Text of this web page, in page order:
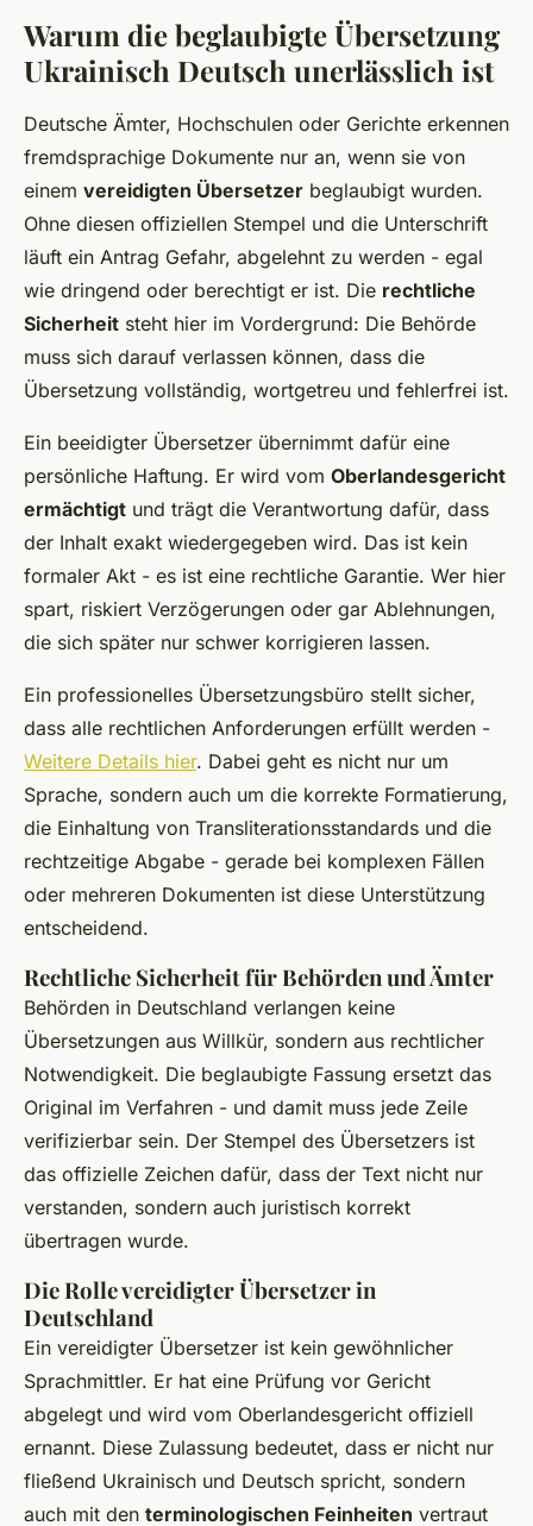
Warum die beglaubigte Übersetzung
Ukrainisch Deutsch unerlässlich ist
Deutsche Ämter, Hochschulen oder Gerichte erkennen
fremdsprachige Dokumente nur an, wenn sie von
einem vereidigten Übersetzer beglaubigt wurden.
Ohne diesen offiziellen Stempel und die Unterschrift
läuft ein Antrag Gefahr, abgelehnt zu werden - egal
wie dringend oder berechtigt er ist. Die rechtliche
Sicherheit steht hier im Vordergrund: Die Behörde
muss sich darauf verlassen können, dass die
Übersetzung vollständig, wortgetreu und fehlerfrei ist.
Ein beeidigter Übersetzer übernimmt dafür eine
persönliche Haftung. Er wird vom Oberlandesgericht
ermächtigt und trägt die Verantwortung dafür, dass
der Inhalt exakt wiedergegeben wird. Das ist kein
formaler Akt - es ist eine rechtliche Garantie. Wer hier
spart, riskiert Verzögerungen oder gar Ablehnungen,
die sich später nur schwer korrigieren lassen.
Ein professionelles Übersetzungsbüro stellt sicher,
dass alle rechtlichen Anforderungen erfüllt werden -
Weitere Details hier. Dabei geht es nicht nur um
Sprache, sondern auch um die korrekte Formatierung,
die Einhaltung von Transliterationsstandards und die
rechtzeitige Abgabe - gerade bei komplexen Fällen
oder mehreren Dokumenten ist diese Unterstützung
entscheidend.
Rechtliche Sicherheit für Behörden und Ämter
Behörden in Deutschland verlangen keine
Übersetzungen aus Willkür, sondern aus rechtlicher
Notwendigkeit. Die beglaubigte Fassung ersetzt das
Original im Verfahren - und damit muss jede Zeile
verifizierbar sein. Der Stempel des Übersetzers ist
das offizielle Zeichen dafür, dass der Text nicht nur
verstanden, sondern auch juristisch korrekt
übertragen wurde.
Die Rolle vereidigter Übersetzer in
Deutschland
Ein vereidigter Übersetzer ist kein gewöhnlicher
Sprachmittler. Er hat eine Prüfung vor Gericht
abgelegt und wird vom Oberlandesgericht offiziell
ernannt. Diese Zulassung bedeutet, dass er nicht nur
fließend Ukrainisch und Deutsch spricht, sondern
auch mit den terminologischen Feinheiten vertraut